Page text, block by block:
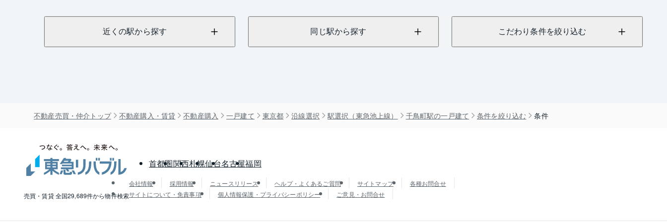
近くの駅から探す 同じ駅から探す こだわり条件を絞り込む
不動産売買・仲介トップ 不動産購入・賃貸 不動産購入 一戸建て 東京都 沿線選択 駅選択（東急池上線） 千鳥町駅の一戸建て 条件を絞り込む 条件
売買・賃貸 全国29,689件から物件検索
首都圏関西札幌仙台名古屋福岡
会社情報 採用情報 ニュースリリース ヘルプ・よくあるご質問 サイトマップ
各種お問合せ
サイトについて・免責事項
個人情報保護・プライバシーポリシー ご意見・お問合せ